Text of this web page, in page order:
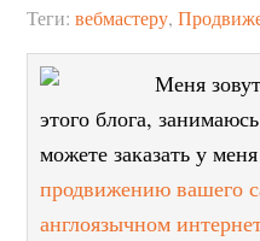
Теги:вебмастеру,
Меня
этого блога,
можете заказать у
продвижению вашего
англоязычном